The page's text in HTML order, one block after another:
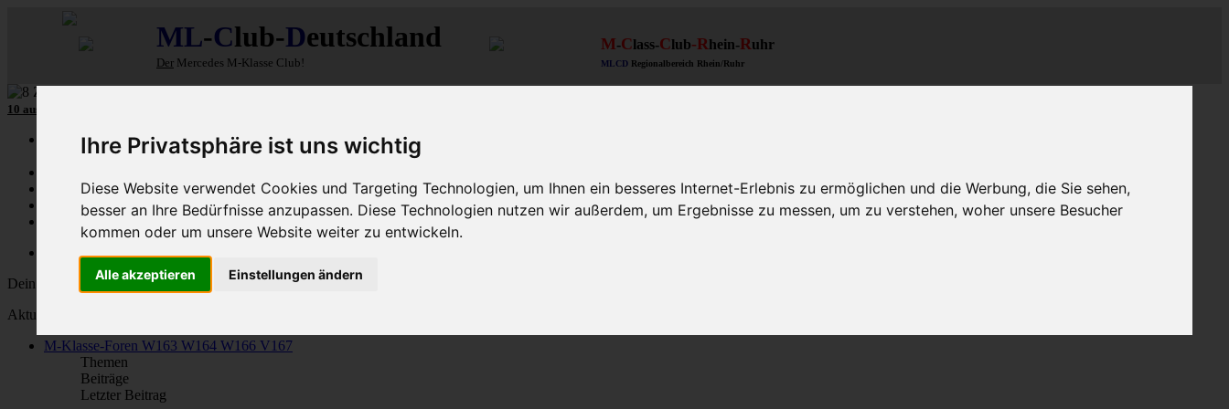
Ihre Privatsphäre ist uns wichtig
Diese Website verwendet Cookies und Targeting Technologien, um Ihnen ein besseres Internet-Erlebnis zu ermöglichen und die Werbung, die Sie sehen,
besser an Ihre Bedürfnisse anzupassen. Diese Technologien nutzen wir außerdem, um Ergebnisse zu messen, um zu verstehen, woher unsere Besucher
kommen oder um unsere Website weiter zu entwickeln.
Alle akzeptieren Einstellungen ändern
ML-Club-Deutschland
Der Mercedes M-Klasse Club!
M-Class-Club-Rhein-Ruhr
MLCD Regionalbereich Rhein/Ruhr
10 aus mehr als 110
Schnellzugriff
MLCD-Ausstellung
Forennutzer
MLCD-Seiten MLCD-Foren-Übersicht
Dein letzter Besuch: 6. Aug 2026, 17:28
Aktuelle Zeit: 6. Aug 2026, 17:28
M-Klasse-Foren W163 W164 W166 V167
Themen
Beiträge
Letzter Beitrag